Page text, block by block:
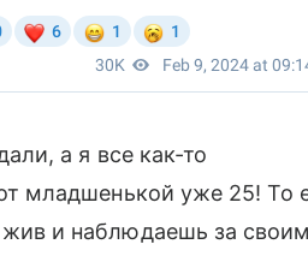
а я все как-то
младшенькой уже 25! То
и наблюдаешь за